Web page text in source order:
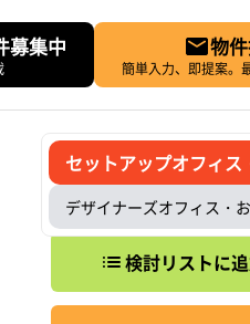
募集中 物
簡単入力、即提案。
セットアップオフィ
デザイナーズオフィス・
検討リストに